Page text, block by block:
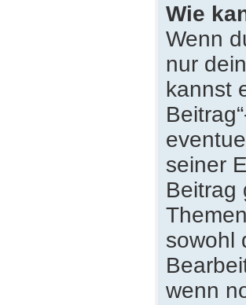
Wie
Wenn
nur
kannst
seiner
Beitrag
sowohl
wenn